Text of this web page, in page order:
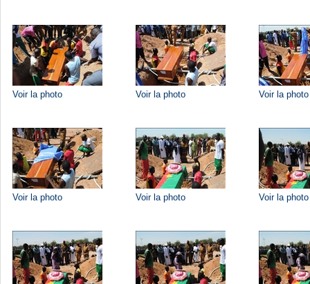
Voir la photo Voir la photo Voir la photo
Voir la photo Voir la photo Voir la photo